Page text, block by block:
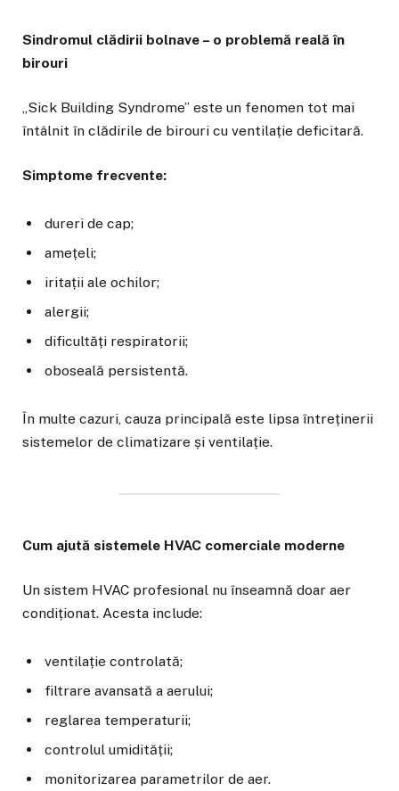
Sindromul clădirii bolnave – o problemă reală în
birouri
„Sick Building Syndrome” este un fenomen tot mai
întâlnit în clădirile de birouri cu ventilație deficitară.
Simptome frecvente:
dureri de cap;
amețeli;
iritații ale ochilor;
alergii;
dificultăți respiratorii;
oboseală persistentă.
În multe cazuri, cauza principală este lipsa întreținerii
sistemelor de climatizare și ventilație.
Cum ajută sistemele HVAC comerciale moderne
Un sistem HVAC profesional nu înseamnă doar aer
condiționat. Acesta include:
ventilație controlată;
filtrare avansată a aerului;
reglarea temperaturii;
controlul umidității;
monitorizarea parametrilor de aer.